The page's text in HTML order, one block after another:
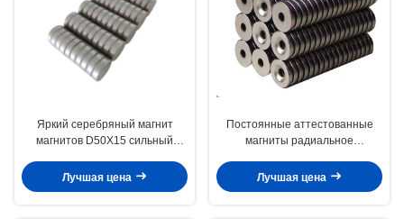
Яркий серебряный магнит
магнитов D50X15 сильный
неодимия N52
Лучшая цена
Постоянные аттестованные
магниты радиальное
утюга неодимия
Лучшая цена